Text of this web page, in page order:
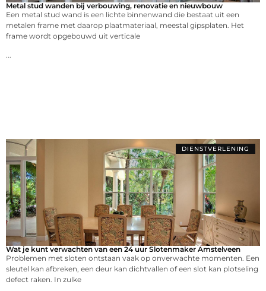
Metal stud wanden bij verbouwing, renovatie en nieuwbouw
Een metal stud wand is een lichte binnenwand die bestaat uit een
metalen frame met daarop plaatmateriaal, meestal gipsplaten. Het
frame wordt opgebouwd uit verticale
...
DIENSTVERLENING
Wat je kunt verwachten van een 24 uur Slotenmaker Amstelveen
Problemen met sloten ontstaan vaak op onverwachte momenten. Een
sleutel kan afbreken, een deur kan dichtvallen of een slot kan plotseling
defect raken. In zulke